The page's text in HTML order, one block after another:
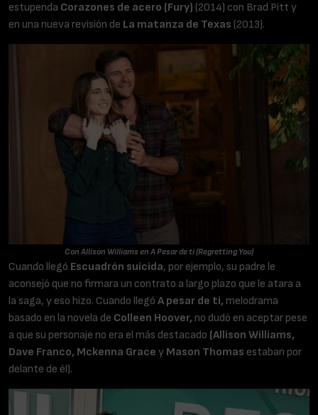
estupenda Corazones de acero (Fury) (2014) con Brad Pitt y
en una nueva revisión de La matanza de Texas (2013).
Con Allison Williams en A Pesar de ti (Regretting You)
Cuando llegó Escuadrón suicida, por ejemplo, su padre le
aconsejó que no firmara un contrato a largo plazo que le atara a
la saga, y eso hizo. Cuando llegó A pesar de ti, melodrama
basado en la novela de Colleen Hoover, no dudó en aceptar pese
a que su personaje no era el más destacado (Allison Williams,
Dave Franco, Mckenna Grace y Mason Thomas estaban por
delante de él).